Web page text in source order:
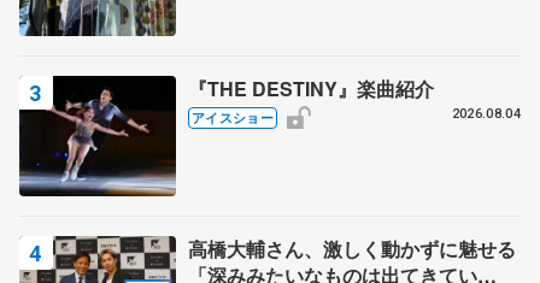
『THE DESTINY』楽曲紹介
アイスショー 2026.08.04
高橋大輔さん、激しく動かずに魅せる
「深みみたいなものは出てきてい